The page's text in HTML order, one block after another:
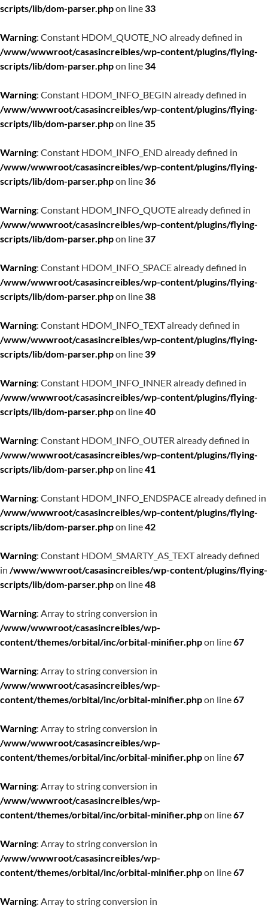
scripts/lib/dom-parser.phpon line33
Warning: Constant HDOM_QUOTE_NO already defined in
/www/wwwroot/casasincreibles/wp-content/plugins/flying-
scripts/lib/dom-parser.phpon line34
Warning: Constant HDOM_INFO_BEGIN already defined in
/www/wwwroot/casasincreibles/wp-content/plugins/flying-
scripts/lib/dom-parser.phpon line35
Warning: Constant HDOM_INFO_END already defined in
/www/wwwroot/casasincreibles/wp-content/plugins/flying-
scripts/lib/dom-parser.phpon line36
Warning: Constant HDOM_INFO_QUOTE already defined in
/www/wwwroot/casasincreibles/wp-content/plugins/flying-
scripts/lib/dom-parser.phpon line37
Warning: Constant HDOM_INFO_SPACE already defined in
/www/wwwroot/casasincreibles/wp-content/plugins/flying-
scripts/lib/dom-parser.phpon line38
Warning: Constant HDOM_INFO_TEXT already defined in
/www/wwwroot/casasincreibles/wp-content/plugins/flying-
scripts/lib/dom-parser.phpon line39
Warning: Constant HDOM_INFO_INNER already defined in
/www/wwwroot/casasincreibles/wp-content/plugins/flying-
scripts/lib/dom-parser.phpon line40
Warning: Constant HDOM_INFO_OUTER already defined in
/www/wwwroot/casasincreibles/wp-content/plugins/flying-
scripts/lib/dom-parser.phpon line41
Warning: Constant HDOM_INFO_ENDSPACE already defined in
/www/wwwroot/casasincreibles/wp-content/plugins/flying-
scripts/lib/dom-parser.phpon line42
Warning: Constant HDOM_SMARTY_AS_TEXT already defined
in /www/wwwroot/casasincreibles/wp-content/plugins/flying-
scripts/lib/dom-parser.phpon line48
Warning: Array to string conversion in
/www/wwwroot/casasincreibles/wp-
content/themes/orbital/inc/orbital-minifier.phpon line67
Warning: Array to string conversion in
/www/wwwroot/casasincreibles/wp-
content/themes/orbital/inc/orbital-minifier.phpon line67
Warning: Array to string conversion in
/www/wwwroot/casasincreibles/wp-
content/themes/orbital/inc/orbital-minifier.phpon line67
Warning: Array to string conversion in
/www/wwwroot/casasincreibles/wp-
content/themes/orbital/inc/orbital-minifier.phpon line67
Warning: Array to string conversion in
/www/wwwroot/casasincreibles/wp-
content/themes/orbital/inc/orbital-minifier.phpon line67
Warning: Array to string conversion in